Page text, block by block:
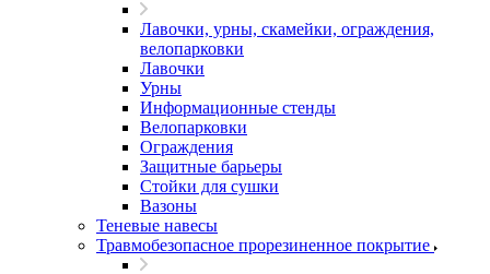
Лавочки, урны, скамейки, ограждения,
велопарковки
Лавочки
Урны
Информационные стенды
Велопарковки
Ограждения
Защитные барьеры
Стойки для сушки
Вазоны
Теневые навесы
Травмобезопасное прорезиненное покрытие